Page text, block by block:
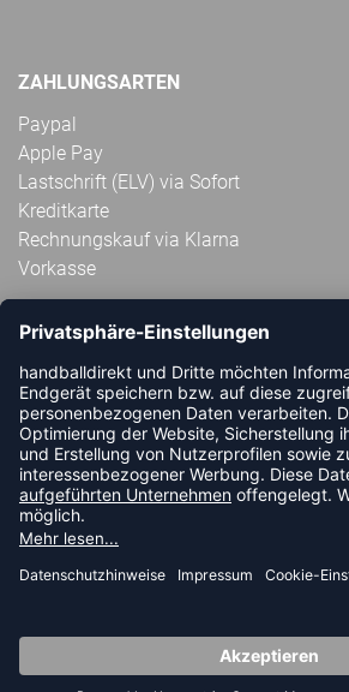
ZAHLUNGSARTEN
Paypal
Apple Pay
Lastschrift (ELV) via Sofort
Kreditkarte
Rechnungskauf via Klarna
Vorkasse
ABONNIERE JETZT DEN KOSTENLOSEN
HANDBALLDIREKT-NEWSLETTER UND
NEUIGKEIT ODER AKTION MEHR.
JETZT ANMELDEN